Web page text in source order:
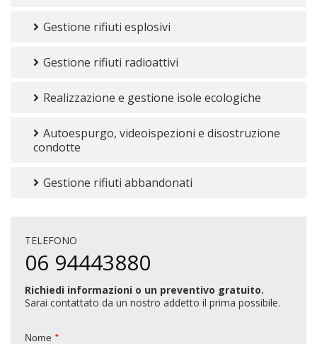
Gestione rifiuti esplosivi
Gestione rifiuti radioattivi
Realizzazione e gestione isole ecologiche
Autoespurgo, videoispezioni e disostruzione
condotte
Gestione rifiuti abbandonati
TELEFONO
06 94443880
Richiedi informazioni o un preventivo gratuito.
Sarai contattato da un nostro addetto il prima possibile.
Nome *